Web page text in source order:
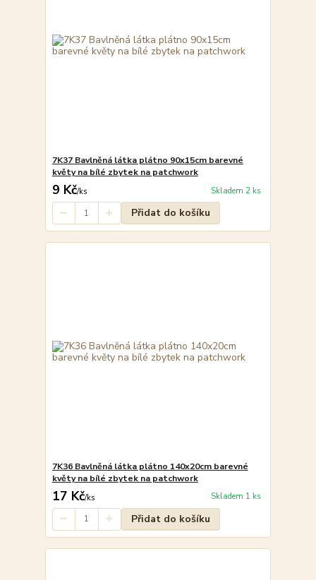
7K37 Bavlněná látka plátno 90x15cm barevné
květy na bílé zbytek na patchwork
9 Kč/ks Skladem 2 ks
Přidat do košíku
7K36 Bavlněná látka plátno 140x20cm barevné
květy na bílé zbytek na patchwork
17 Kč/ks Skladem 1 ks
Přidat do košíku